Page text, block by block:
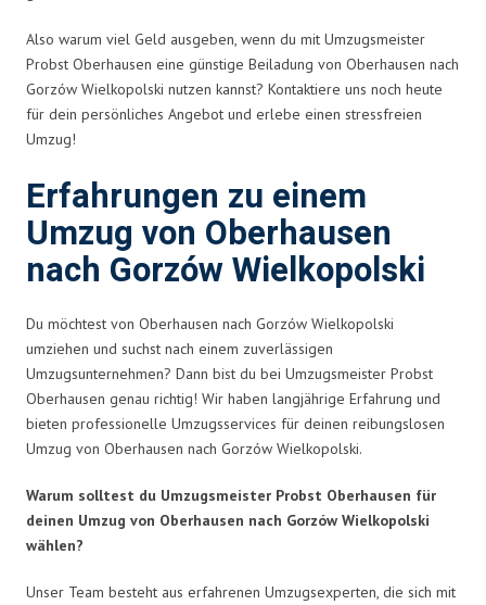
Also warum viel Geld ausgeben, wenn du mit Umzugsmeister
Probst Oberhausen eine günstige Beiladung von Oberhausen nach
Gorzów Wielkopolski nutzen kannst? Kontaktiere uns noch heute
für dein persönliches Angebot und erlebe einen stressfreien
Umzug!
Erfahrungen zu einem
Umzug von Oberhausen
nach Gorzów Wielkopolski
Du möchtest von Oberhausen nach Gorzów Wielkopolski
umziehen und suchst nach einem zuverlässigen
Umzugsunternehmen? Dann bist du bei Umzugsmeister Probst
Oberhausen genau richtig! Wir haben langjährige Erfahrung und
bieten professionelle Umzugsservices für deinen reibungslosen
Umzug von Oberhausen nach Gorzów Wielkopolski.
Warum solltest du Umzugsmeister Probst Oberhausen für
deinen Umzug von Oberhausen nach Gorzów Wielkopolski
wählen?
Unser Team besteht aus erfahrenen Umzugsexperten, die sich mit